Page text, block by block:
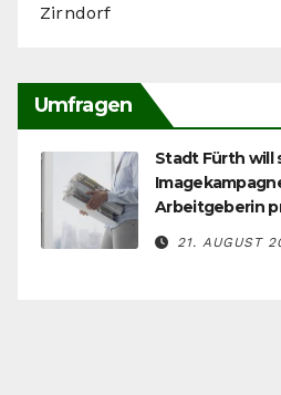
Zirndorf
Umfragen
Stadt Fürth will
Arbeitgeberin
21. AUGUST